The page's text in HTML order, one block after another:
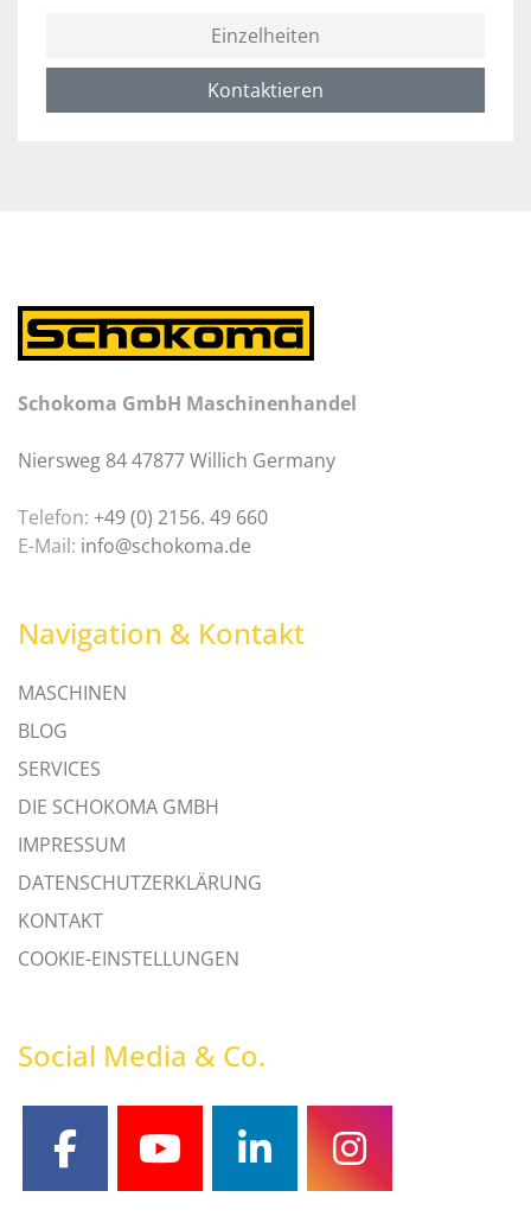
Einzelheiten
Kontaktieren
Schokoma GmbH Maschinenhandel
Niersweg 84 47877 Willich Germany
Telefon: +49 (0) 2156. 49 660
E-Mail: info@schokoma.de
Navigation & Kontakt
MASCHINEN
BLOG
SERVICES
DIE SCHOKOMA GMBH
IMPRESSUM
DATENSCHUTZERKLÄRUNG
KONTAKT
COOKIE-EINSTELLUNGEN
Social Media & Co.
facebookyoutubelinkedininstagram